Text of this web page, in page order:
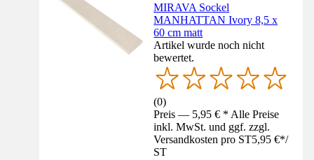
MIRAVA Sockel
MANHATTAN Ivory 8,5 x
60 cm matt
Artikel wurde noch nicht
bewertet.
(0)
Preis — 5,95 € * Alle Preise
inkl. MwSt. und ggf. zzgl.
Versandkosten pro ST5,95 €*/
ST